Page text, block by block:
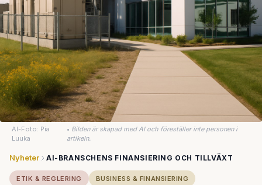
AI-Foto: Pia
Luuka
• Bilden är skapad med AI och föreställer inte personen i
artikeln.
Nyheter AI-BRANSCHENS FINANSIERING OCH TILLVÄXT
ETIK & REGLERING BUSINESS & FINANSIERING